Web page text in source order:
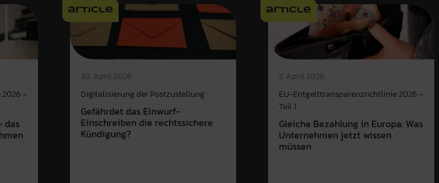
–
das
article
30. April 2026
Digitalisierung der Postzustellung
Gefährdet das Einwurf-
Einschreiben die rechtssichere
Kündigung?
article
2. April 2026
EU-Entgelttransparenzrichtlinie 2026 –
Teil 1
Gleiche Bezahlung in Europa: Was
Unternehmen jetzt wissen
müssen